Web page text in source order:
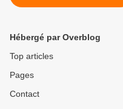
de Clermont-Ferrand le 14
Hébergé par Overblog
Top articles
Pages
Contact